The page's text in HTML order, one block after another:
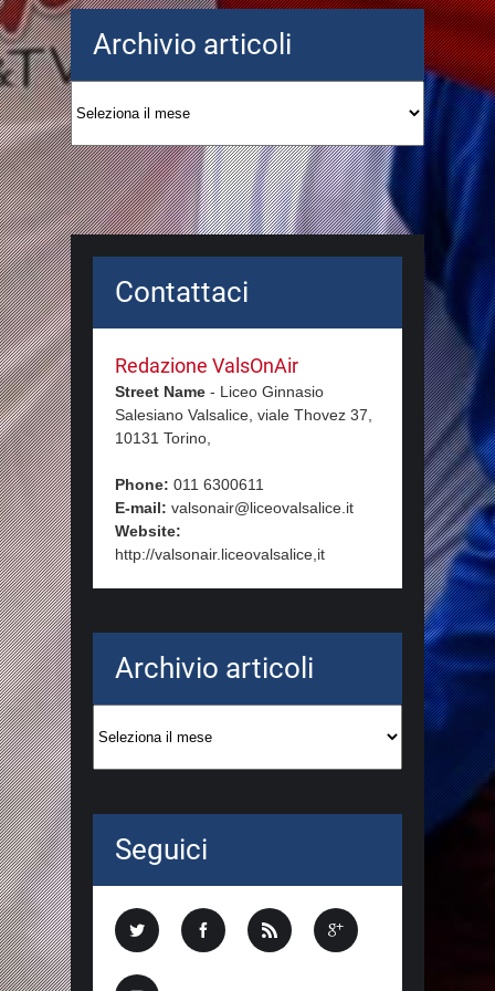
Archivio articoli
Archivio
articoli
Contattaci
Redazione ValsOnAir
Street Name - Liceo Ginnasio
Salesiano Valsalice, viale Thovez 37,
10131 Torino,
Phone: 011 6300611
E-mail: valsonair@liceovalsalice.it
Website:
http://valsonair.liceovalsalice,it
Archivio articoli
articoli
Seguici